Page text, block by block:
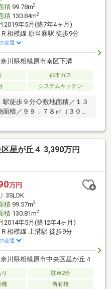
積99.78m2
積130.84m2
2019年5月(築7年4ヶ月)
Ｒ相模線 原当麻駅 徒歩9分
交通
川県相模原市南区下溝
都市ガス
システムキッチン
徒歩９分◇敷地面積／１３
積／９９．７８㎡（３０．
ス２台分有（車種による）◇
星が丘４ 3,390万円
万円
3SLDK
積99.57m2
積130.81m2
2014年5月(築12年4ヶ月)
Ｒ相模線 上溝駅 徒歩9分
交通
川県相模原市中央区星が丘４
駐車2台
機 所有権